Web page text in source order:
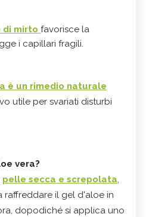
di mirto favorisce la
i capillari fragili.
è un rimedio naturale
utile per svariati disturbi
vera?
pelle secca e screpolata,
raffreddare il gel d'aloe in
dopodiché si applica uno